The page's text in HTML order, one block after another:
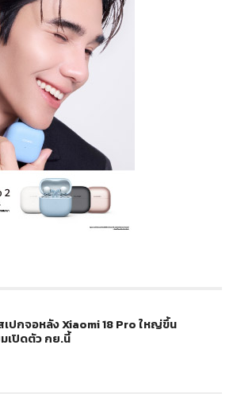
ปกจอหลัง Xiaomi 18 Pro ใหญ่ขึ้น
เปิดตัว กย.นี้